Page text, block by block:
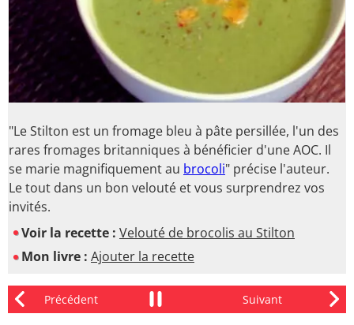
"Le Stilton est un fromage bleu à pâte persillée, l'un des
rares fromages britanniques à bénéficier d'une AOC. Il
se marie magnifiquement au brocoli" précise l'auteur.
Le tout dans un bon velouté et vous surprendrez vos
invités.
Voir la recette : Velouté de brocolis au Stilton
Mon livre : Ajouter la recette